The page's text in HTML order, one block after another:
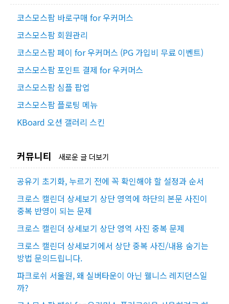
코스모스팜 바로구매 for 우커머스
코스모스팜 회원관리
코스모스팜 페이 for 우커머스 (PG 가입비 무료 이벤트)
코스모스팜 포인트 결제 for 우커머스
코스모스팜 심플 팝업
코스모스팜 플로팅 메뉴
KBoard 오션 갤러리 스킨
커뮤니티 새로운 글 더보기
공유기 초기화, 누르기 전에 꼭 확인해야 할 설정과 순서
크로스 캘린더 상세보기 상단 영역에 하단의 본문 사진이
중복 반영이 되는 문제
크로스 캘린더 상세보기 상단 영역 사진 중복 문제
크로스 캘린더 상세보기에서 상단 중복 사진/내용 숨기는
방법 문의드립니다.
파크로쉬 서울원, 왜 실버타운이 아닌 웰니스 레지던스일
까?